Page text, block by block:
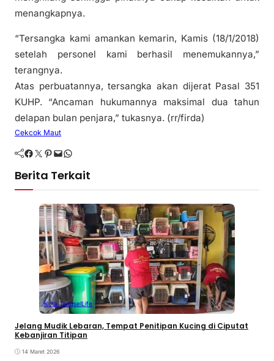
menangkapnya.
“Tersangka kami amankan kemarin, Kamis (18/1/2018)
setelah personel kami berhasil menemukannya,”
terangnya.
Atas perbuatannya, tersangka akan dijerat Pasal 351
KUHP. “Ancaman hukumannya maksimal dua tahun
delapan bulan penjara,” tukasnya. (rr/firda)
Cekcok Maut
Facebook Twitter Pinterest Mail WhatsApp
Berita Terkait
Kota TangselLife
Jelang Mudik Lebaran, Tempat Penitipan Kucing di Ciputat
Kebanjiran Titipan
14 Maret 2026